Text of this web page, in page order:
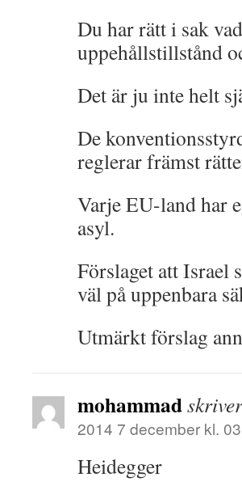
Du har rätt i sak
uppehållstillstånd
Det är ju inte helt
De
reglerar främst
Varje EU-land har
asyl.
Förslaget att
väl på uppenbara
Utmärkt förslag
mohammad
2014 7 december kl.
Heidegger